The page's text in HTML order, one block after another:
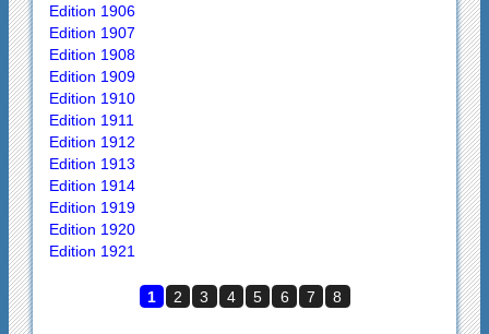
Edition 1906
Edition 1907
Edition 1908
Edition 1909
Edition 1910
Edition 1911
Edition 1912
Edition 1913
Edition 1914
Edition 1919
Edition 1920
Edition 1921
1 2 3 4 5 6 7 8